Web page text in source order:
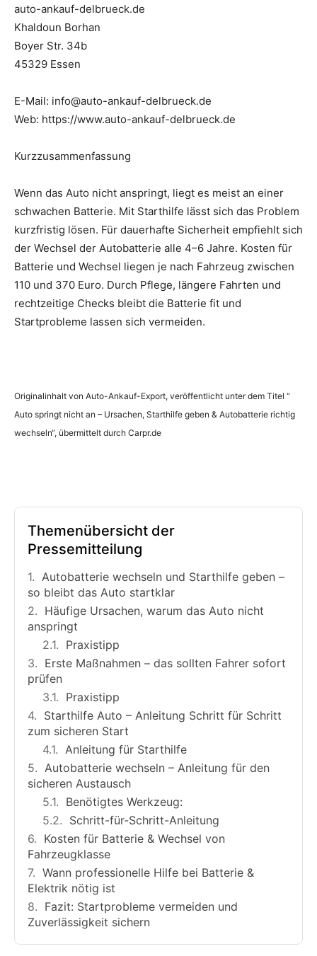
auto-ankauf-delbrueck.de
Khaldoun Borhan
Boyer Str. 34b
45329 Essen
E-Mail: info@auto-ankauf-delbrueck.de
Web: https://www.auto-ankauf-delbrueck.de
Kurzzusammenfassung
Wenn das Auto nicht anspringt, liegt es meist an einer
schwachen Batterie. Mit Starthilfe lässt sich das Problem
kurzfristig lösen. Für dauerhafte Sicherheit empfiehlt sich
der Wechsel der Autobatterie alle 4–6 Jahre. Kosten für
Batterie und Wechsel liegen je nach Fahrzeug zwischen
110 und 370 Euro. Durch Pflege, längere Fahrten und
rechtzeitige Checks bleibt die Batterie fit und
Startprobleme lassen sich vermeiden.
Originalinhalt von Auto-Ankauf-Export, veröffentlicht unter dem Titel “
Auto springt nicht an – Ursachen, Starthilfe geben & Autobatterie richtig
wechseln“, übermittelt durch Carpr.de
Themenübersicht der
Pressemitteilung
Autobatterie wechseln und Starthilfe geben –
so bleibt das Auto startklar
Häufige Ursachen, warum das Auto nicht
anspringt
Praxistipp
Erste Maßnahmen – das sollten Fahrer sofort
prüfen
Praxistipp
Starthilfe Auto – Anleitung Schritt für Schritt
zum sicheren Start
Anleitung für Starthilfe
Autobatterie wechseln – Anleitung für den
sicheren Austausch
Benötigtes Werkzeug:
Schritt-für-Schritt-Anleitung
Kosten für Batterie & Wechsel von
Fahrzeugklasse
Wann professionelle Hilfe bei Batterie &
Elektrik nötig ist
Fazit: Startprobleme vermeiden und
Zuverlässigkeit sichern